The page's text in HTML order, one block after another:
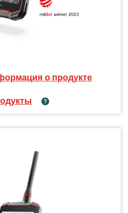
о продукте